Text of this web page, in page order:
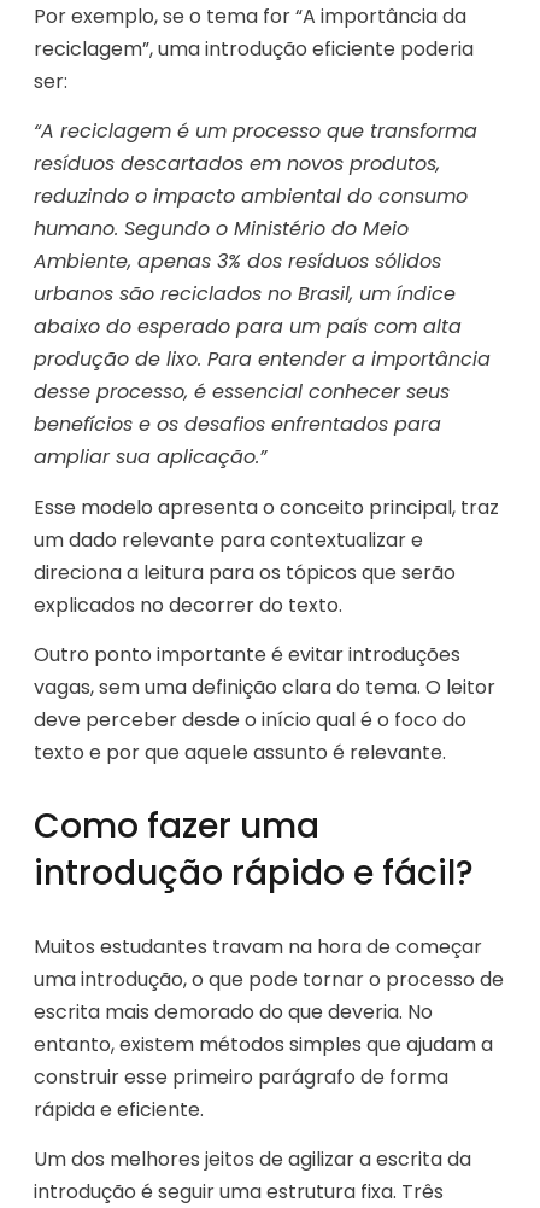
Por exemplo, se o tema for “A importância da
reciclagem”, uma introdução eficiente poderia
ser:
“A reciclagem é um processo que transforma
resíduos descartados em novos produtos,
reduzindo o impacto ambiental do consumo
humano. Segundo o Ministério do Meio
Ambiente, apenas 3% dos resíduos sólidos
urbanos são reciclados no Brasil, um índice
abaixo do esperado para um país com alta
produção de lixo. Para entender a importância
desse processo, é essencial conhecer seus
benefícios e os desafios enfrentados para
ampliar sua aplicação.”
Esse modelo apresenta o conceito principal, traz
um dado relevante para contextualizar e
direciona a leitura para os tópicos que serão
explicados no decorrer do texto.
Outro ponto importante é evitar introduções
vagas, sem uma definição clara do tema. O leitor
deve perceber desde o início qual é o foco do
texto e por que aquele assunto é relevante.
Como fazer uma
introdução rápido e fácil?
Muitos estudantes travam na hora de começar
uma introdução, o que pode tornar o processo de
escrita mais demorado do que deveria. No
entanto, existem métodos simples que ajudam a
construir esse primeiro parágrafo de forma
rápida e eficiente.
Um dos melhores jeitos de agilizar a escrita da
introdução é seguir uma estrutura fixa. Três